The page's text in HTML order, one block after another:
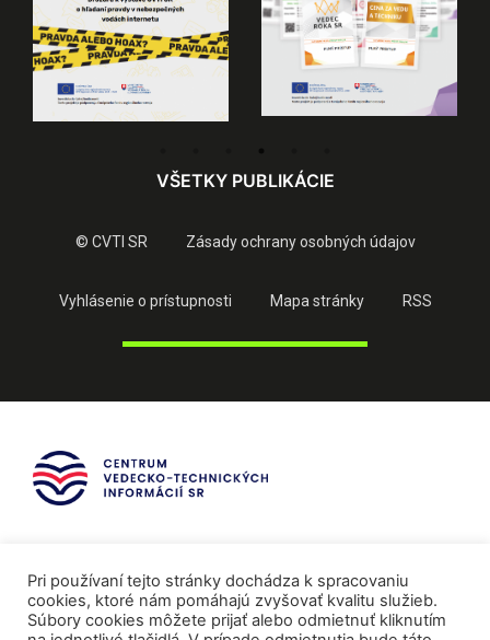
VŠETKY PUBLIKÁCIE
© CVTI SR Zásady ochrany osobných údajov
Vyhlásenie o prístupnosti Mapa stránky RSS
Pri používaní tejto stránky dochádza k spracovaniu
cookies, ktoré nám pomáhajú zvyšovať kvalitu služieb.
Súbory cookies môžete prijať alebo odmietnuť kliknutím